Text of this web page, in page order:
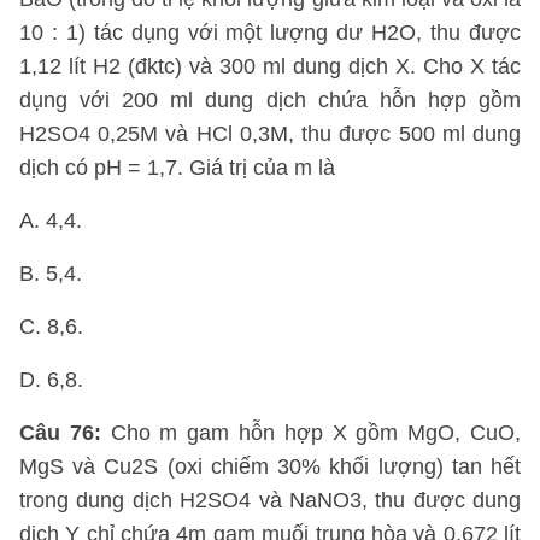
10 : 1) tác dụng với một lượng dư H2O, thu được
1,12 lít H2 (đktc) và 300 ml dung dịch X. Cho X tác
dụng với 200 ml dung dịch chứa hỗn hợp gồm
H2SO4 0,25M và HCl 0,3M, thu được 500 ml dung
dịch có pH = 1,7. Giá trị của m là
A. 4,4.
B. 5,4.
C. 8,6.
D. 6,8.
Câu 76: Cho m gam hỗn hợp X gồm MgO, CuO,
MgS và Cu2S (oxi chiếm 30% khối lượng) tan hết
trong dung dịch H2SO4 và NaNO3, thu được dung
dịch Y chỉ chứa 4m gam muối trung hòa và 0,672 lít